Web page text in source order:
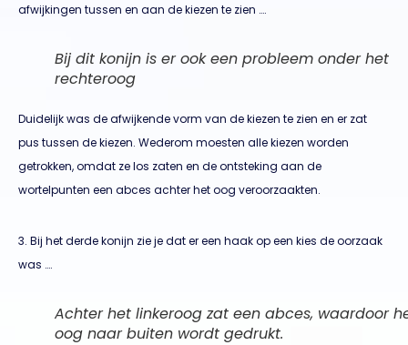
afwijkingen tussen en aan de kiezen te zien ….
Bij dit konijn is er ook een probleem onder het
rechteroog
Duidelijk was de afwijkende vorm van de kiezen te zien en er zat
pus tussen de kiezen. Wederom moesten alle kiezen worden
getrokken, omdat ze los zaten en de ontsteking aan de
wortelpunten een abces achter het oog veroorzaakten.
3. Bij het derde konijn zie je dat er een haak op een kies de oorzaak
was ….
Achter het linkeroog zat een abces, waardoor
oog naar buiten wordt gedrukt.